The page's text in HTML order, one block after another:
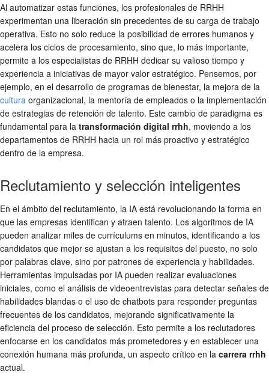
Al automatizar estas funciones, los profesionales de RRHH
experimentan una liberación sin precedentes de su carga de trabajo
operativa. Esto no solo reduce la posibilidad de errores humanos y
acelera los ciclos de procesamiento, sino que, lo más importante,
permite a los especialistas de RRHH dedicar su valioso tiempo y
experiencia a iniciativas de mayor valor estratégico. Pensemos, por
ejemplo, en el desarrollo de programas de bienestar, la mejora de la
cultura organizacional, la mentoría de empleados o la implementación
de estrategias de retención de talento. Este cambio de paradigma es
fundamental para la transformación digital rrhh, moviendo a los
departamentos de RRHH hacia un rol más proactivo y estratégico
dentro de la empresa.
Reclutamiento y selección inteligentes
En el ámbito del reclutamiento, la IA está revolucionando la forma en
que las empresas identifican y atraen talento. Los algoritmos de IA
pueden analizar miles de currículums en minutos, identificando a los
candidatos que mejor se ajustan a los requisitos del puesto, no solo
por palabras clave, sino por patrones de experiencia y habilidades.
Herramientas impulsadas por IA pueden realizar evaluaciones
iniciales, como el análisis de videoentrevistas para detectar señales de
habilidades blandas o el uso de chatbots para responder preguntas
frecuentes de los candidatos, mejorando significativamente la
eficiencia del proceso de selección. Esto permite a los reclutadores
enfocarse en los candidatos más prometedores y en establecer una
conexión humana más profunda, un aspecto crítico en la carrera rrhh
actual.